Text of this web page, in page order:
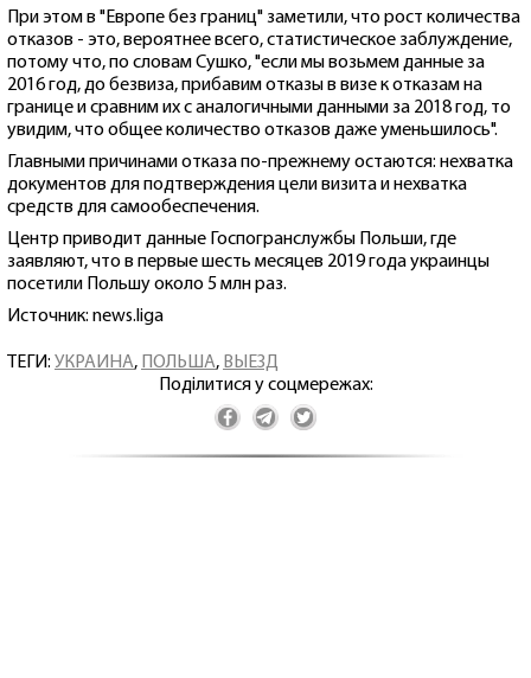
При этом в "Европе без границ" заметили, что рост количества
отказов - это, вероятнее всего, статистическое заблуждение,
потому что, по словам Сушко, "если мы возьмем данные за
2016 год, до безвиза, прибавим отказы в визе к отказам на
границе и сравним их с аналогичными данными за 2018 год, то
увидим, что общее количество отказов даже уменьшилось".
Главными причинами отказа по-прежнему остаются: нехватка
документов для подтверждения цели визита и нехватка
средств для самообеспечения.
Центр приводит данные Госпогранслужбы Польши, где
заявляют, что в первые шесть месяцев 2019 года украинцы
посетили Польшу около 5 млн раз.
Источник: news.liga
ТЕГИ: УКРАИНА, ПОЛЬША, ВЫЕЗД
Поділитися у соцмережах: